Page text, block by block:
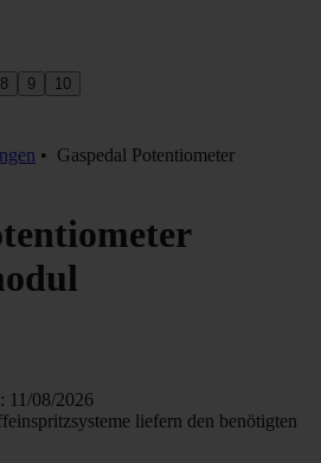
8 9 10
• Gaspedal Potentiometer
11/08/2026
liefern den benötigten